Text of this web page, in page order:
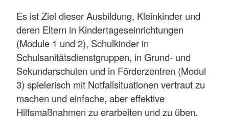
Es ist Ziel dieser Ausbildung, Kleinkinder und
deren Eltern in Kindertageseinrichtungen
(Module 1 und 2), Schulkinder in
Schulsanitätsdienstgruppen, in Grund- und
Sekundarschulen und in Förderzentren (Modul
3) spielerisch mit Notfallsituationen vertraut zu
machen und einfache, aber effektive
Hilfsmaßnahmen zu erarbeiten und zu üben.